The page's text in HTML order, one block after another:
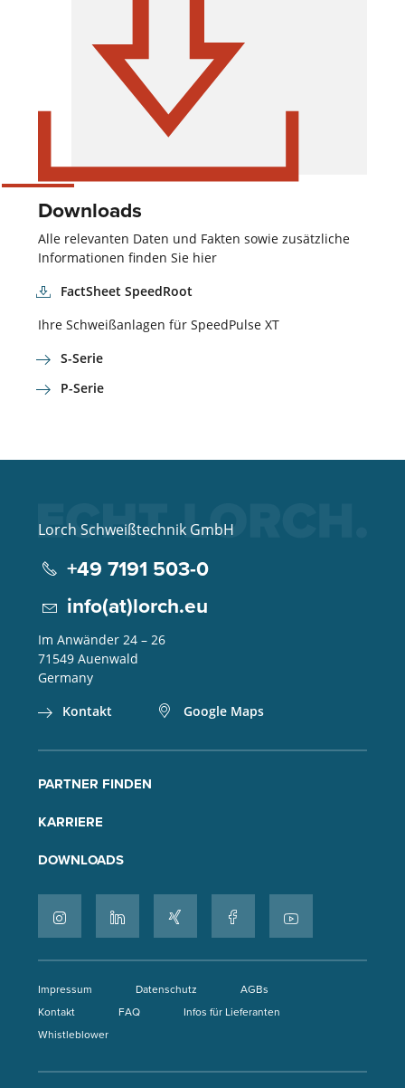
Downloads
Alle relevanten Daten und Fakten sowie zusätzliche
Informationen finden Sie hier
FactSheet SpeedRoot
Ihre Schweißanlagen für SpeedPulse XT
S-Serie
P-Serie
Lorch Schweißtechnik GmbH
+49 7191 503-0
info(at)lorch.eu
Im Anwänder 24 – 26
71549 Auenwald
Germany
Kontakt
Google Maps
PARTNER FINDEN
KARRIERE
DOWNLOADS
Impressum Datenschutz
AGBs
Kontakt
FAQ
Infos für Lieferanten
Whistleblower